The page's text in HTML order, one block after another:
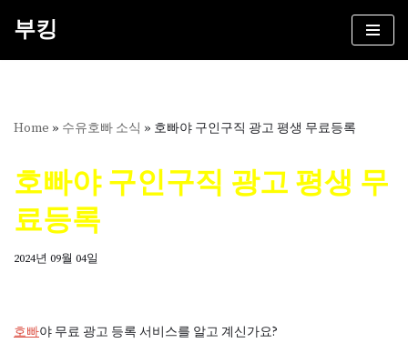
건
뛰
기
부킹
Home » 수유호빠 소식 » 호빠야 구인구직 광고 평생 무료등록
호빠야 구인구직 광고 평생 무
료등록
2024년 09월 04일
호빠야 무료 광고 등록 서비스를 알고 계신가요?